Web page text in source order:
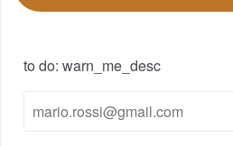
to do: warn_me_desc